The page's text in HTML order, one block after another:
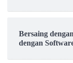
Bersaing
dengan